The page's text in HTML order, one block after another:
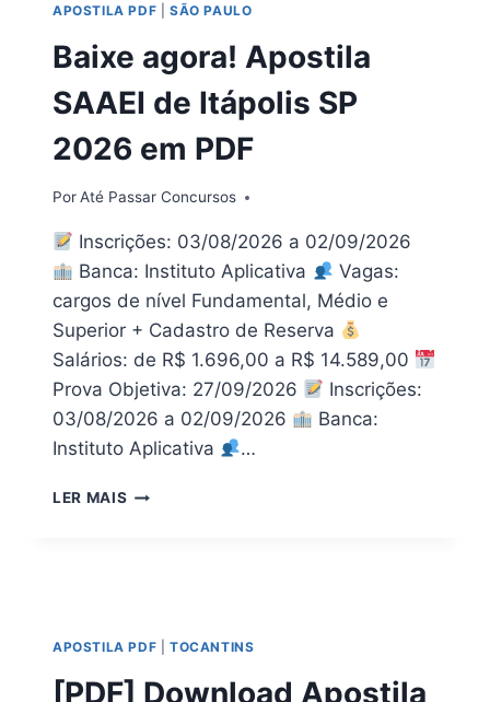
TODOS
CARGOS
APOSTILA PDF SÃO PAULO
Baixe agora! Apostila
SAAEI de Itápolis SP
2026 em PDF
PorAté Passar Concursos
Inscrições: 03/08/2026 a 02/09/2026
Banca: Instituto Aplicativa
Vagas:
cargos de nível Fundamental, Médio e
Superior + Cadastro de Reserva
Salários: de R$ 1.696,00 a R$ 14.589,00
Prova Objetiva: 27/09/2026
Inscrições:
03/08/2026 a 02/09/2026
Banca:
Instituto Aplicativa
…
LER MAIS BAIXE
2026
EM
APOSTILA PDF TOCANTINS
[PDF] Download Apostila